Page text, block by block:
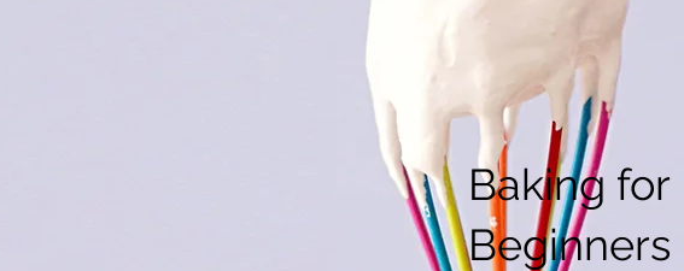
Baking for
Beginners